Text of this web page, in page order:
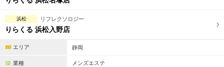
浜松 リフレクソロジー
りらくる 浜松入野店
エリア 静岡
業種 メンズエステ